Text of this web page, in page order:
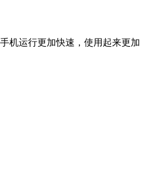
机运行更加快速，使用起来更加